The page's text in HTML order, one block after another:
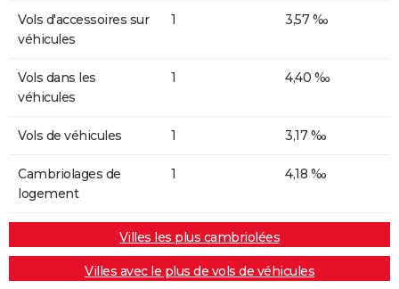
Vols d'accessoires sur
véhicules
1 3,57 ‰
Vols dans les
véhicules
1 4,40 ‰
Vols de véhicules 1 3,17 ‰
Cambriolages de
logement
1 4,18 ‰
Villes les plus cambriolées
Villes avec le plus de vols de véhicules